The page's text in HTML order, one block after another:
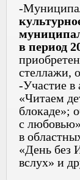
-
в период
стеллажи,
-Участие
«Читаем
блокаде»;
с
в
«День без
вслух» и